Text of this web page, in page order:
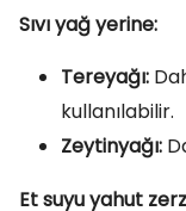
Sıvı yağ yerine:
Tereyağı:
kullanılabilir.
Zeytinyağı:
Et suyu yahut